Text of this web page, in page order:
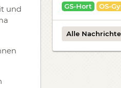
und
GS-Hort
OS-
Alle